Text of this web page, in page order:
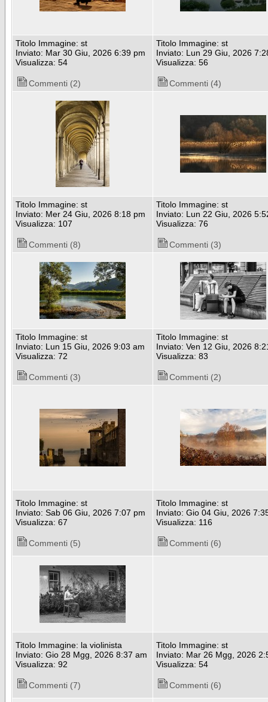
Titolo Immagine: st
Inviato: Mar 30 Giu, 2026 6:39 pm
Visualizza: 54
Commenti (2)
Titolo Immagine: st
Inviato: Lun 29 Giu, 2026
Visualizza: 56
Commenti (4)
Titolo Immagine: st
Inviato: Mer 24 Giu, 2026 8:18 pm
Visualizza: 107
Commenti (8)
Titolo Immagine: st
Inviato: Lun 22 Giu, 2026
Visualizza: 76
Commenti (3)
Titolo Immagine: st
Inviato: Lun 15 Giu, 2026 9:03 am
Visualizza: 72
Commenti (3)
Titolo Immagine: st
Inviato: Ven 12 Giu, 2026
Visualizza: 83
Commenti (2)
Titolo Immagine: st
Inviato: Sab 06 Giu, 2026 7:07 pm
Visualizza: 67
Commenti (5)
Titolo Immagine: st
Inviato: Gio 04 Giu, 2026
Visualizza: 116
Commenti (6)
Titolo Immagine: la violinista
Inviato: Gio 28 Mgg, 2026 8:37 am
Visualizza: 92
Commenti (7)
Titolo Immagine: st
Inviato: Mar 26 Mgg, 2026
Visualizza: 54
Commenti (6)